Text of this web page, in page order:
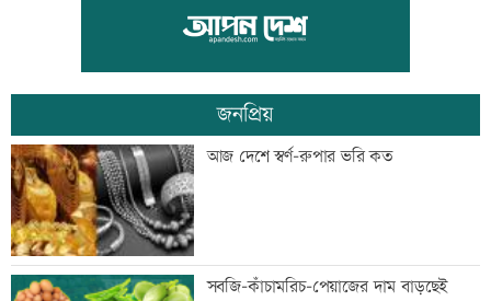
হৃদয় ঝড়ে এলপিএলের ফাইনালে জাফনা
বিশ্বজুড়ে হঠাৎ বন্ধ হাজারো হোয়াটসঅ্যাপ
অ্যাকাউন্ট
সাবেক এমপি আখতারুজ্জামান গ্রেফতার
জনপ্রিয়
আজ দেশে স্বর্ণ-রুপার ভরি কত
সবজি-কাঁচামরিচ-পেয়াজের দাম বাড়ছেই